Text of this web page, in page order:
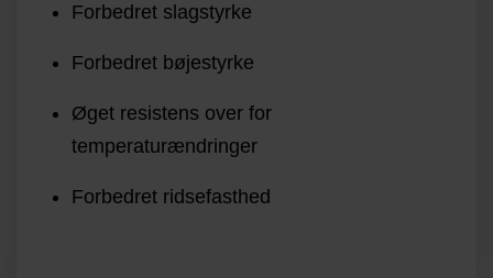
Forbedret slagstyrke
Forbedret bøjestyrke
Øget resistens over for
temperaturændringer
Forbedret ridsefasthed